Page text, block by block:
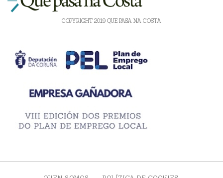
COPYRIGHT 2019 QUE PASA NA COSTA